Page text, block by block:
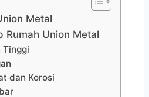
Metal
Rumah Union Metal
Tinggi
dan Korosi